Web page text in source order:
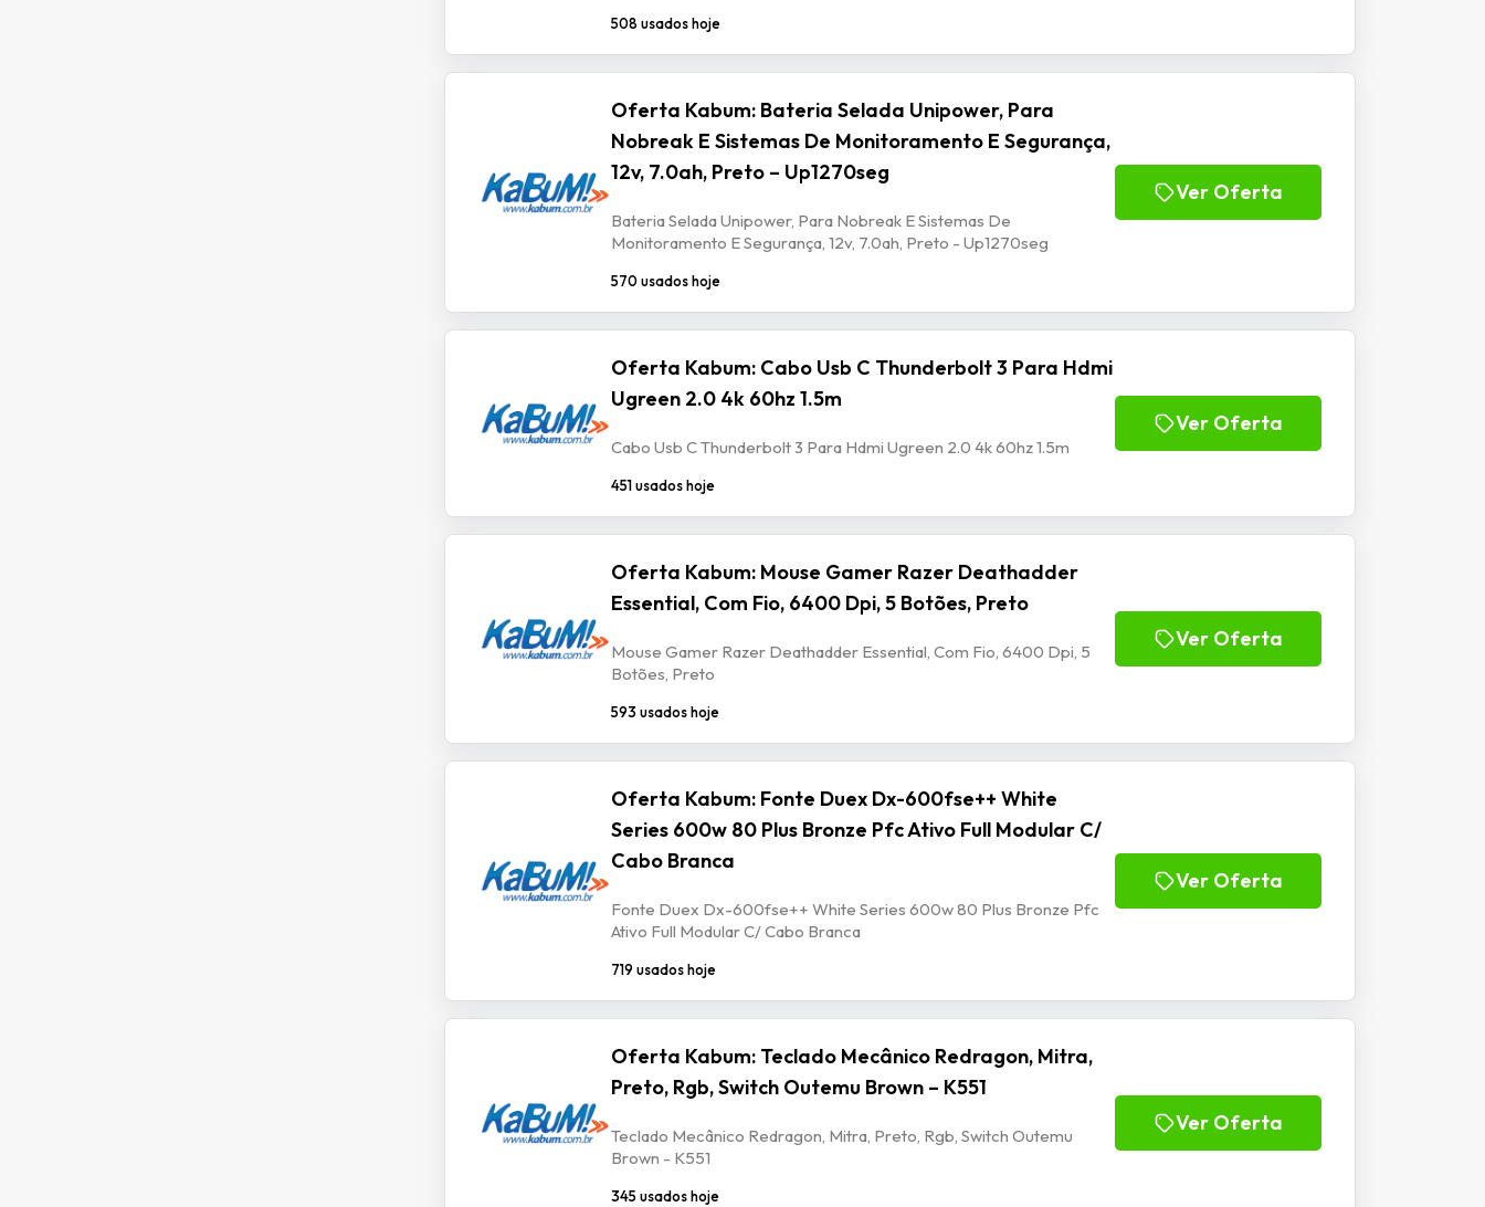
508 usados hoje
Oferta Kabum: Bateria Selada Unipower, Para
Nobreak E Sistemas De Monitoramento E Segurança,
12v, 7.0ah, Preto – Up1270seg
Bateria Selada Unipower, Para Nobreak E Sistemas De
Monitoramento E Segurança, 12v, 7.0ah, Preto - Up1270seg
570 usados hoje
Ver Oferta
Oferta Kabum: Cabo Usb C Thunderbolt 3 Para Hdmi
Ugreen 2.0 4k 60hz 1.5m
Cabo Usb C Thunderbolt 3 Para Hdmi Ugreen 2.0 4k 60hz 1.5m
451 usados hoje
Ver Oferta
Oferta Kabum: Mouse Gamer Razer Deathadder
Essential, Com Fio, 6400 Dpi, 5 Botões, Preto
Mouse Gamer Razer Deathadder Essential, Com Fio, 6400 Dpi, 5
Botões, Preto
593 usados hoje
Ver Oferta
Oferta Kabum: Fonte Duex Dx-600fse++ White
Series 600w 80 Plus Bronze Pfc Ativo Full Modular C/
Cabo Branca
Fonte Duex Dx-600fse++ White Series 600w 80 Plus Bronze Pfc
Ativo Full Modular C/ Cabo Branca
719 usados hoje
Ver Oferta
Oferta Kabum: Teclado Mecânico Redragon, Mitra,
Preto, Rgb, Switch Outemu Brown – K551
Teclado Mecânico Redragon, Mitra, Preto, Rgb, Switch Outemu
Brown - K551
345 usados hoje
Ver Oferta